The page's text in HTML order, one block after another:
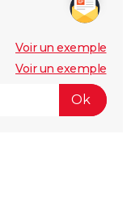
Voir un exemple
Voir un exemple